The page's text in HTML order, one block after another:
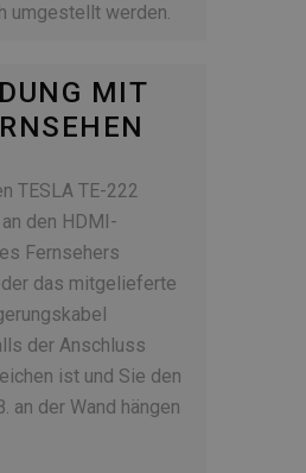
umgestellt werden.
MIT
TESLA TE-222
den HDMI-
Fernsehers
das mitgelieferte
der Anschluss
ist und Sie den
an der Wand hängen